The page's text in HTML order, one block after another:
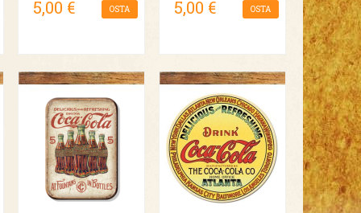
5,00 € OSTA 5,00 € OSTA